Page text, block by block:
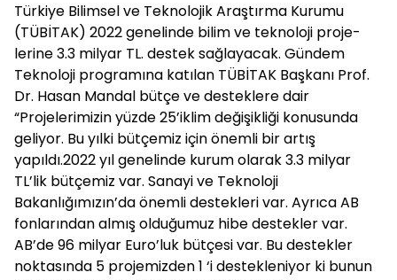
Türkiye Bilimsel ve Teknolojik Araştırma Kurumu
(TÜBİTAK) 2022 genelinde bilim ve teknoloji proje-
lerine 3.3 milyar TL. destek sağlayacak. Gündem
Teknoloji programına katılan TÜBİTAK Başkanı Prof.
Dr. Hasan Mandal bütçe ve desteklere dair
“Projelerimizin yüzde 25’iklim değişikliği konusunda
geliyor. Bu yılki bütçemiz için önemli bir artış
yapıldı.2022 yıl genelinde kurum olarak 3.3 milyar
TL’lik bütçemiz var. Sanayi ve Teknoloji
Bakanlığımızın’da önemli destekleri var. Ayrıca AB
fonlarından almış olduğumuz hibe destekler var.
AB’de 96 milyar Euro’luk bütçesi var. Bu destekler
noktasında 5 projemizden 1 ‘i destekleniyor ki bunun